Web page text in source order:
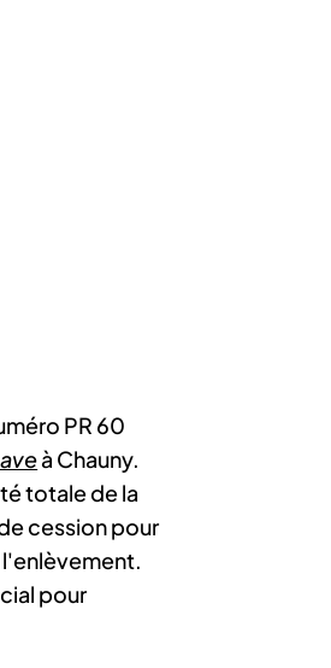
PR 60
à Chauny.
totale de la
cession pour
pour